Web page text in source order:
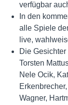
verfügbar
In den
alle Spiele
live,
Die
Torsten
Nele Ocik,
Wagner,